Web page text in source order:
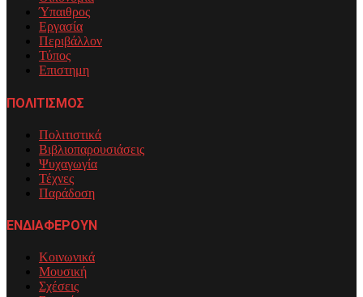
Ύπαιθρος
Εργασία
Περιβάλλον
Τύπος
Επιστημη
ΠΟΛΙΤΙΣΜΟΣ
Πολιτιστικά
Βιβλιοπαρουσιάσεις
Ψυχαγωγία
Τέχνες
Παράδοση
ΕΝΔΙΑΦΕΡΟΥΝ
Κοινωνικά
Μουσική
Σχέσεις